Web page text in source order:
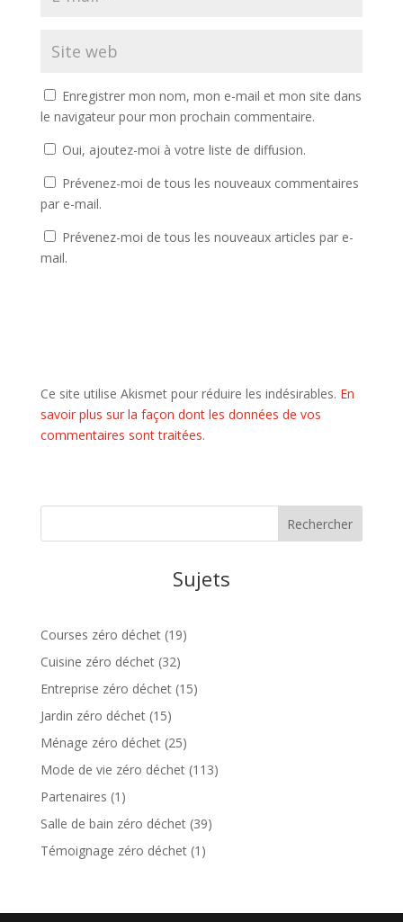
Enregistrer mon nom, mon e-mail et mon site dans
le navigateur pour mon prochain commentaire.
Oui, ajoutez-moi à votre liste de diffusion.
Prévenez-moi de tous les nouveaux commentaires
par e-mail.
Prévenez-moi de tous les nouveaux articles par e-
mail.
Ce site utilise Akismet pour réduire les indésirables. En
savoir plus sur la façon dont les données de vos
commentaires sont traitées.
Sujets
Courses zéro déchet(19)
Cuisine zéro déchet(32)
Entreprise zéro déchet(15)
Jardin zéro déchet(15)
Ménage zéro déchet(25)
Mode de vie zéro déchet(113)
Partenaires (1)
Salle de bain zéro déchet(39)
Témoignage zéro déchet(1)